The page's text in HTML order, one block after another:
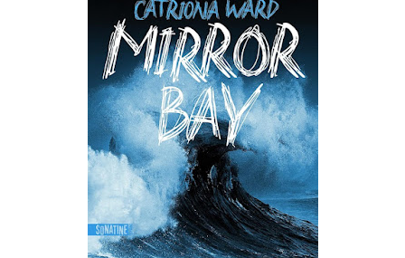
mettre sous tous les yeux. C'est cela...